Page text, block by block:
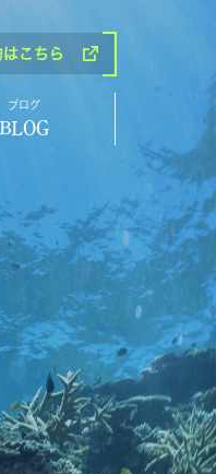
はこちら
ブログ
BLOG